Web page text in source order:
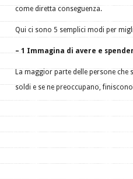
come diretta conseguenza.
Qui ci sono 5 semplici modi per
– 1 Immagina di avere e
La maggior parte delle persone
soldi e se ne preoccupano,